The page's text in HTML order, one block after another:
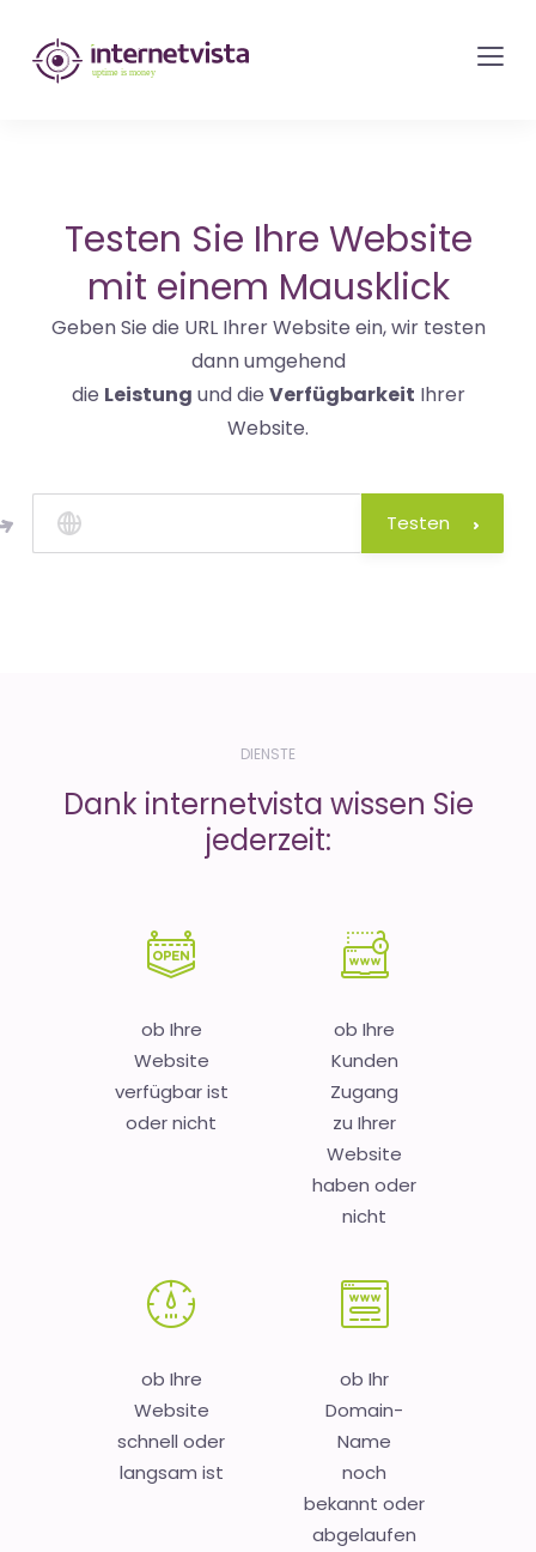
internetvista
Monitoring
Websites
und
Internet-
Diensten
Uptime
Testen Sie Ihre Website
mit einem Mausklick
Geben Sie die URL Ihrer Website ein, wir testen
dann umgehend
die Leistung und die Verfügbarkeit Ihrer
Website.
Testen
DIENSTE
Dank internetvista wissen Sie
jederzeit:
ob Ihre
Website
verfügbar ist
oder nicht
ob Ihre
Kunden
Zugang
zu Ihrer
Website
haben oder
nicht
ob Ihre
Website
schnell oder
langsam ist
ob Ihr
Domain-
Name
noch
bekannt oder
abgelaufen